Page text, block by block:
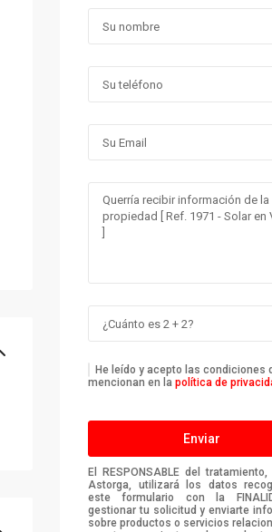
He leído y acepto las condiciones
mencionan en la política de
El RESPONSABLE del
Astorga, utilizará los datos
este formulario con la
gestionar tu solicitud y enviarte
sobre productos o servicios